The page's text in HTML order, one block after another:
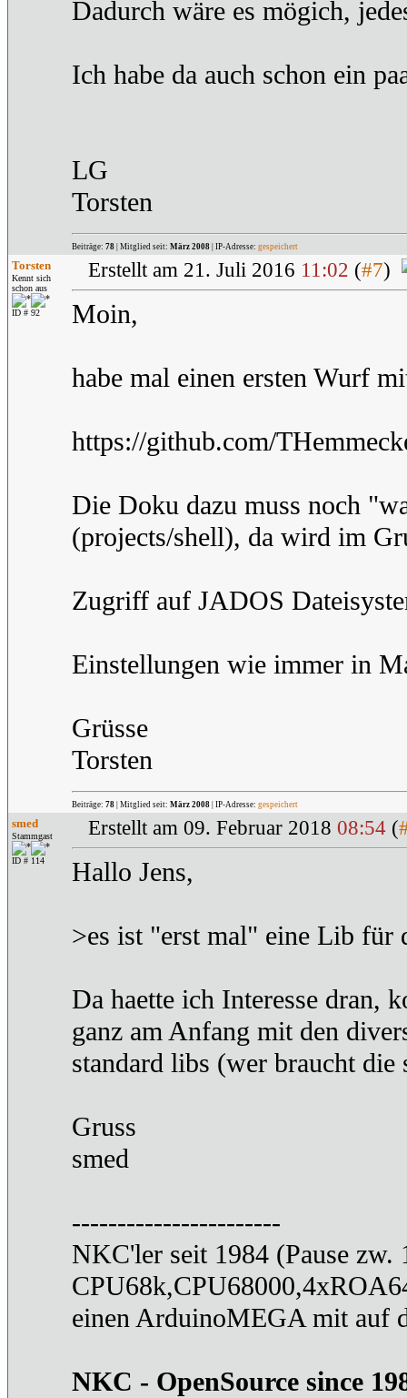
Dadurch wäre es mögich,
Ich habe da auch schon ein
LG
Torsten
Beiträge: 78 | Mitglied seit: März 2008 | IP-Adresse: gespeichert
Torsten
Kennt sich
schon aus
ID # 92
Erstellt am 21. Juli 2016 11:02 (#7)
Moin,
habe mal einen ersten Wurf
https://github.com/
Die Doku dazu muss noch
(projects/shell), da wird im
Zugriff auf JADOS
Einstellungen wie immer in
Grüsse
Torsten
Beiträge: 78 | Mitglied seit: März 2008 | IP-Adresse: gespeichert
smed
Stammgast
ID # 114
Erstellt am 09. Februar 2018 08:54 (
Hallo Jens,
>es ist "erst mal" eine Lib für
Da haette ich Interesse dran,
ganz am Anfang mit den
standard libs (wer braucht
Gruss
smed
-----------------------
NKC'ler seit 1984 (Pause zw.
einen ArduinoMEGA mit auf
NKC - OpenSource since